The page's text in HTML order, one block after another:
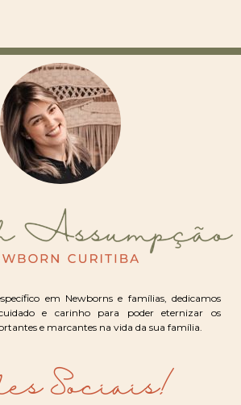
em Newborns e famílias, dedicamos
e carinho para poder eternizar os
e marcantes na vida da sua família.
Sociais!